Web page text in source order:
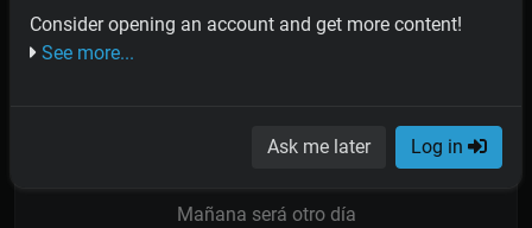
Consider opening an account and get more content!
See more...
Ask me later Log in
Si un asunto se le ofrece:
¡se cobra hoy!
Mañana será otro día